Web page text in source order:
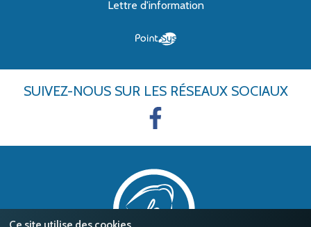
Lettre d'information
SUIVEZ-NOUS SUR LES RÉSEAUX SOCIAUX